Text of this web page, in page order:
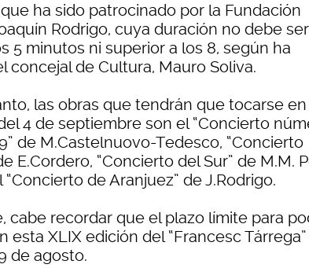
ha sido patrocinado por la Fundación
Rodrigo, cuya duración no debe ser
5 minutos ni superior a los 8, según ha
concejal de Cultura, Mauro Soliva.
las obras que tendrán que tocarse
4 de septiembre son el “Concierto
de M.Castelnuovo-Tedesco, “Concierto
E.Cordero, “Concierto del Sur” de M.M.
de Aranjuez” de J.Rodrigo.
cabe recordar que el plazo límite para
esta XLIX edición del “Francesc Tárrega”
de agosto.